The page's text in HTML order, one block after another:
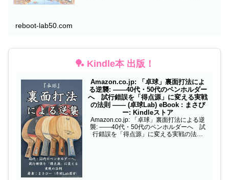
reboot-lab50.com
🏓 Kindle本 出版！
Amazon.co.jp: 「卓球」裏面打法によ
る逆襲: ——40代・50代のペンホルダー
へ 試行錯誤を「得点源」に変える実戦
の法則 —— (卓球Lab) eBook : まさぴ
ー: Kindleストア
Amazon.co.jp: 「卓球」裏面打法による逆
襲: ——40代・50代のペンホルダーへ 試
行錯誤を「得点源」に変える実戦の法則